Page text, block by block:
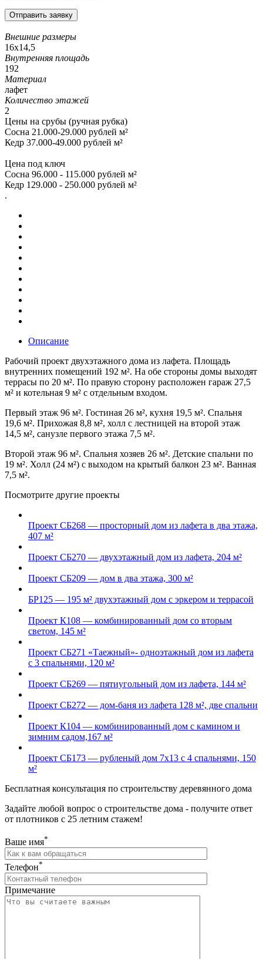
Внешние размеры
16х14,5
Внутренняя площадь
192
Материал
лафет
Количество этажей
2
Цены на срубы (ручная рубка)
Сосна 21.000-29.000 рублей м²
Кедр 37.000-49.000 рублей м²
Цена под ключ
Сосна 96.000 - 115.000 рублей м²
Кедр 129.000 - 250.000 рублей м²
.
Описание
Рабочий проект двухэтажного дома из лафета. Площадь
внутренних помещений 192 м². На обе стороны домы выходят
террасы по 20 м². По правую сторону расположен гараж 27,5
м² и котельная 9 м² с отдельным входом.
Первый этаж 96 м². Гостиная 26 м², кухня 19,5 м². Спальня
19,6 м². Прихожая 8,8 м², холл с лестницей на второй этаж
14,5 м², санузле первого этажа 7,5 м².
Второй этаж 96 м². Спальня хозяев 26 м². Детские спальни по
19 м². Холл (24 м²) с выходом на крытый балкон 23 м². Ванная
7,5 м².
Посмотрите другие проекты
Проект СБ268 — просторный дом из лафета в два этажа,
407 м²
Проект СБ270 — двухэтажный дом из лафета, 204 м²
Проект СБ209 — дом в два этажа, 300 м²
БР125 — 195 м² двухэтажный дом с эркером и террасой
Проект К108 — комбинированный дом со вторым
светом, 145 м²
Проект СБ271 «Таежный»- одноэтажный дом из лафета
с 3 спальнями, 120 м²
Проект СБ269 — пятиугольный дом из лафета, 144 м²
Проект СБ272 — дом-баня из лафета 128 м², две спальни
Проект К104 — комбинированный дом с камином и
зимним садом,167 м²
Проект СБ173 — рубленый дом 7х13 с 4 спальнями, 150
м²
Бесплатная консультация по строительству деревянного дома
Задайте любой вопрос о строительстве дома - получите ответ
от плотников с 25 летним стажем!
Ваше имя*
Телефон*
Примечание